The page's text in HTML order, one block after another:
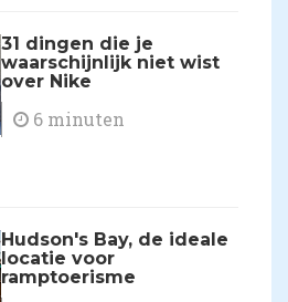
31 dingen die je
waarschijnlijk niet wist
over Nike
6 minuten
Hudson's Bay, de ideale
locatie voor
ramptoerisme